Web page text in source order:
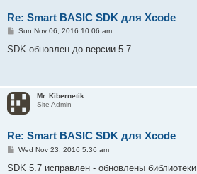
Re: Smart BASIC SDK для Xcode
P
s
Sun Nov 06, 2016 10:06 am
SDK обновлен до версии 5.7.
Mr. Kibernetik
Site Admin
Re: Smart BASIC SDK для Xcode
P
s
Wed Nov 23, 2016 5:36 am
SDK 5.7 иcправлен - обновлены библиотеки.